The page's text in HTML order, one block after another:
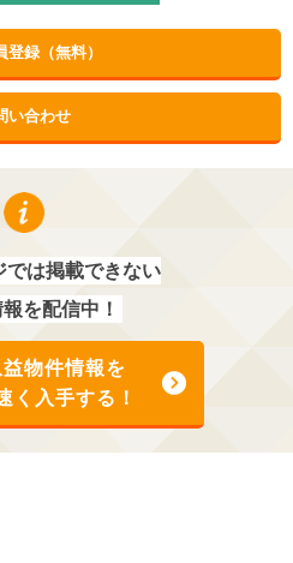
登録（無料）
い合わせ
では掲載できない
を配信中！
物件情報を
く入手する！